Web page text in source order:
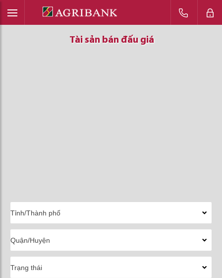
Tài sản bán đấu giá
Tài sản bán đấu giá
Tài sản bán đấu giá